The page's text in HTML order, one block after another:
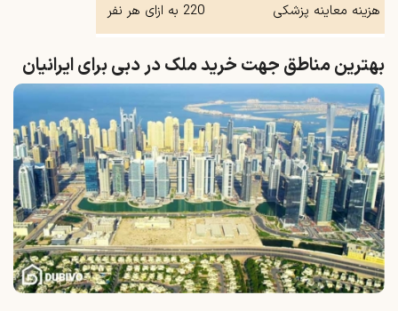
هزینه معاینه پزشکی 220 به ازای هر نفر
بهترین مناطق جهت خرید ملک در دبی برای ایرانیان